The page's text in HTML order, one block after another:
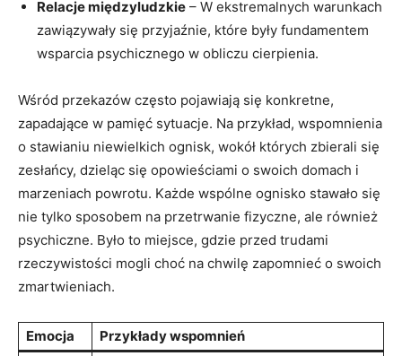
Relacje międzyludzkie – W ekstremalnych warunkach
zawiązywały się przyjaźnie, które były fundamentem
wsparcia psychicznego w obliczu cierpienia.
Wśród przekazów często pojawiają się konkretne,
zapadające w pamięć sytuacje. Na przykład, wspomnienia
o stawianiu niewielkich ognisk, wokół których zbierali się
zesłańcy, dzieląc się opowieściami o swoich domach i
marzeniach powrotu. Każde wspólne ognisko stawało się
nie tylko sposobem na przetrwanie fizyczne, ale również
psychiczne. Było to miejsce, gdzie przed trudami
rzeczywistości mogli choć na chwilę zapomnieć o swoich
zmartwieniach.
Emocja Przykłady wspomnień